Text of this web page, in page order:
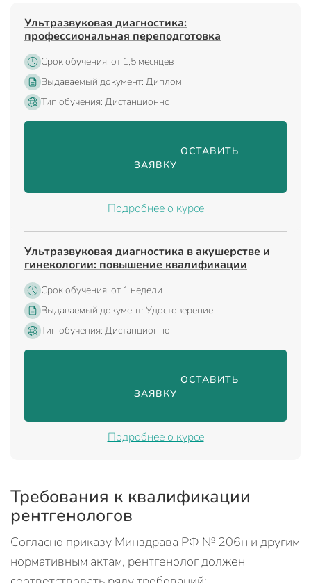
Ультразвуковая диагностика:
профессиональная переподготовка
Срок обучения: от 1,5 месяцев
Выдаваемый документ: Диплом
Тип обучения: Дистанционно
                                ОСТАВИТЬ
ЗАЯВКУ
Подробнее о курсе
Ультразвуковая диагностика в акушерстве и
гинекологии: повышение квалификации
Срок обучения: от 1 недели
Выдаваемый документ: Удостоверение
Тип обучения: Дистанционно
                                ОСТАВИТЬ
ЗАЯВКУ
Подробнее о курсе
Требования к квалификации
рентгенологов
Согласно приказу Минздрава РФ № 206н и другим
нормативным актам, рентгенолог должен